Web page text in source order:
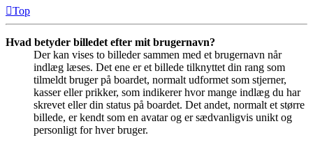
Top
Hvad betyder billedet efter mit brugernavn?
Der kan vises to billeder sammen med et brugernavn når
indlæg læses. Det ene er et billede tilknyttet din rang som
tilmeldt bruger på boardet, normalt udformet som stjerner,
kasser eller prikker, som indikerer hvor mange indlæg du har
skrevet eller din status på boardet. Det andet, normalt et større
billede, er kendt som en avatar og er sædvanligvis unikt og
personligt for hver bruger.